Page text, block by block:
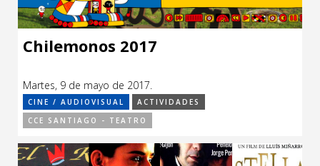
Chilemonos 2017
Martes, 9 de mayo de 2017.
CINE / AUDIOVISUAL
ACTIVIDADES
CCE SANTIAGO - TEATRO